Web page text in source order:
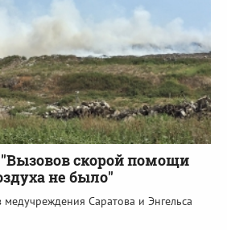
скорой помощи
не было"
Саратова и Энгельса